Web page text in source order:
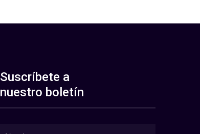
Suscríbete a
nuestro boletín